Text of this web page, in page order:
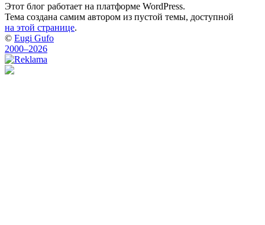
Этот блог работает на платформе WordPress.
Тема создана самим автором из пустой темы, доступной
на этой странице.
© Eugi Gufo
2000–2026